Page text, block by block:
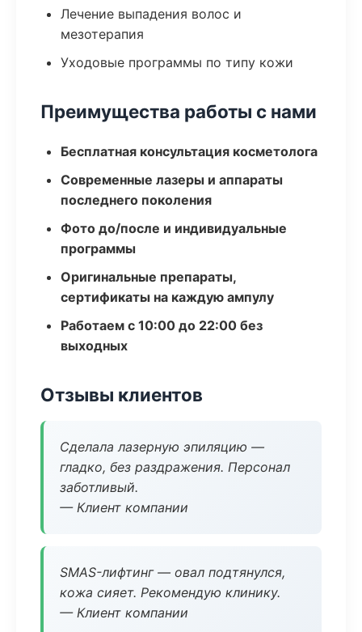
Лечение выпадения волос и
мезотерапия
Уходовые программы по типу кожи
Преимущества работы с нами
Бесплатная консультация косметолога
Современные лазеры и аппараты
последнего поколения
Фото до/после и индивидуальные
программы
Оригинальные препараты,
сертификаты на каждую ампулу
Работаем с 10:00 до 22:00 без
выходных
Отзывы клиентов
Сделала лазерную эпиляцию —
гладко, без раздражения. Персонал
заботливый.
— Клиент компании
SMAS-лифтинг — овал подтянулся,
кожа сияет. Рекомендую клинику.
— Клиент компании